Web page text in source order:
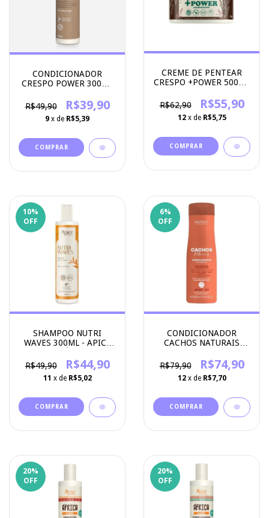
CONDICIONADOR
CRESPO POWER 300ML
R$49,90
R$39,90
9 x de R$5,39
CREME DE PENTEAR
CRESPO +POWER 500G -
R$62,90
R$55,90
12 x de R$5,75
10%
OFF
SHAMPOO NUTRI
WAVES 300ML - APICE
R$49,90
R$44,90
11 x de R$5,02
6%
OFF
CONDICIONADOR
CACHOS NATURAIS
R$79,90
R$74,90
12 x de R$7,70
20%
OFF
20%
OFF